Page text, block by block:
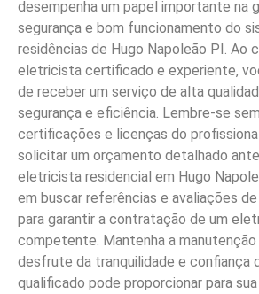
desempenha um papel importante na
segurança e bom funcionamento do
residências de Hugo Napoleão PI. Ao
eletricista certificado e experiente,
de receber um serviço de alta
segurança e eficiência. Lembre-se
certificações e licenças do
solicitar um orçamento detalhado
eletricista residencial em Hugo
em buscar referências e avaliações
para garantir a contratação de um
competente. Mantenha a
desfrute da tranquilidade e confiança
qualificado pode proporcionar para